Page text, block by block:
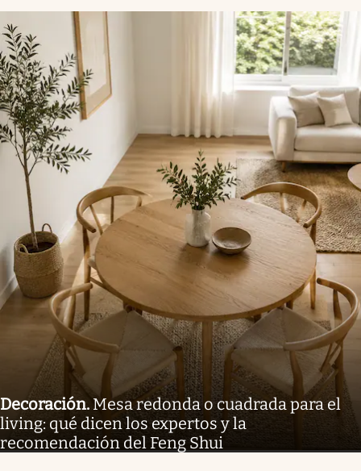
Decoración. Mesa redonda o cuadrada para el
living: qué dicen los expertos y la
recomendación del Feng Shui